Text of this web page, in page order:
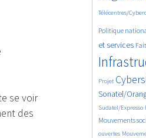
se voir
des
Télécentres/
3751/5709
1866/5709
Politique
5181/5709
675/5709
2423/5709
et services
1598/5709
841/5709
5709/5709
1827/5709
206/5709
249/5709
Projet
3653/5709
2309/5709
Sonatel/
1627/5709
293/5709
Sudatel/Expresso
1018/5709
1512/5709
1239/5709
Mouvements
1659/5709
145/5709
ouvertes
625/5709
367/5709
745/5709